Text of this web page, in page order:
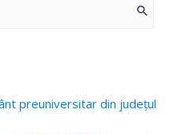
preuniversitar din județul